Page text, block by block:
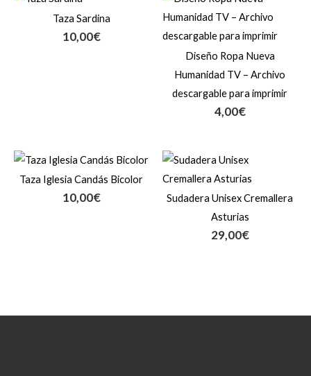
Taza Sardina
10,00€
Diseño Ropa Nueva
Humanidad TV – Archivo
descargable para imprimir
4,00€
Taza Iglesia Candás Bicolor
10,00€
Sudadera Unisex Cremallera
Asturias
29,00€